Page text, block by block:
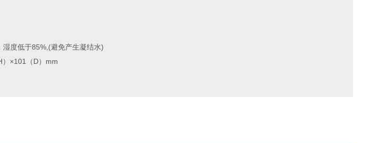
低于85%,(避免产生凝结水)
（D）mm